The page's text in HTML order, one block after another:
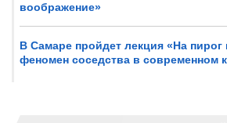
воображение»
В Самаре пройдет лекция «На
феномен соседства в современном